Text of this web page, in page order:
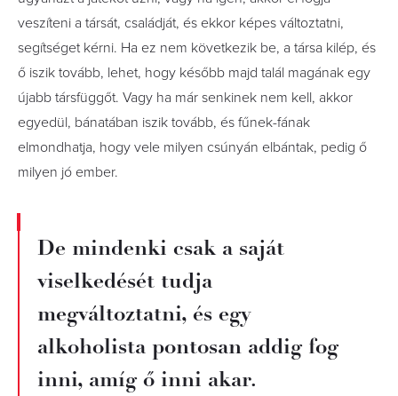
veszíteni a társát, családját, és ekkor képes változtatni,
segítséget kérni. Ha ez nem következik be, a társa kilép, és
ő iszik tovább, lehet, hogy később majd talál magának egy
újabb társfüggőt. Vagy ha már senkinek nem kell, akkor
egyedül, bánatában iszik tovább, és fűnek-fának
elmondhatja, hogy vele milyen csúnyán elbántak, pedig ő
milyen jó ember.
De mindenki csak a saját
viselkedését tudja
megváltoztatni, és egy
alkoholista pontosan addig fog
inni, amíg ő inni akar.